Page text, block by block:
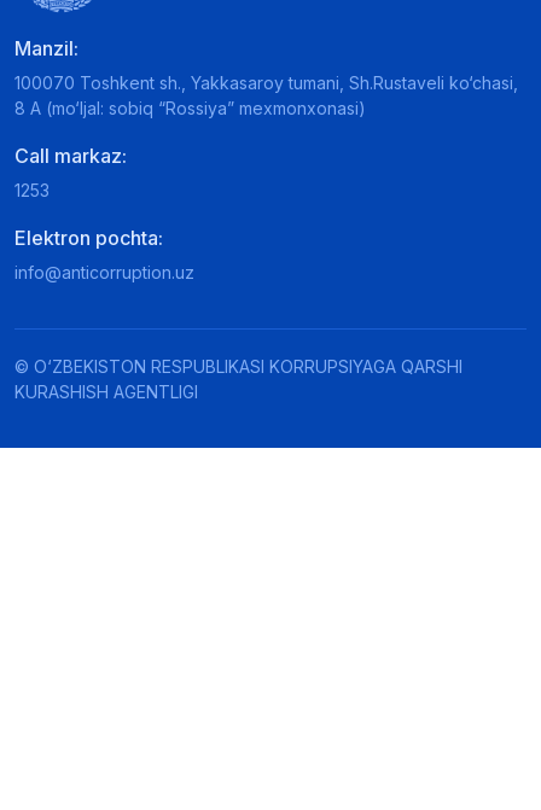
Manzil:
100070 Toshkent sh., Yakkasaroy tumani, Sh.Rustaveli ko‘chasi,
8 A (mo‘ljal: sobiq “Rossiya” mexmonxonasi)
Call markaz:
1253
Elektron pochta:
info@anticorruption.uz
© O‘ZBEKISTON RESPUBLIKASI KORRUPSIYAGA QARSHI
KURASHISH AGENTLIGI